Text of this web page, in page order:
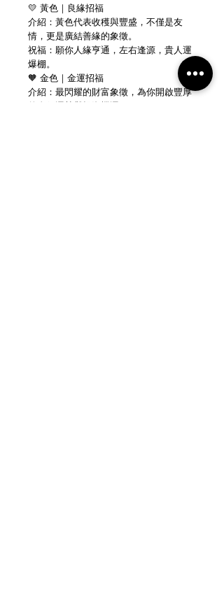
💛 黃色｜良緣招福
介紹：黃色代表收穫與豐盛，不僅是友
情，更是廣結善緣的象徵。
祝福：願你人緣亨通，左右逢源，貴人運
爆棚。
🧡 金色｜金運招福
介紹：最閃耀的財富象徵，為你開啟豐厚
的金錢運勢與投資機運。